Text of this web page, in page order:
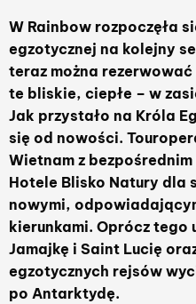
W Rainbow rozpoczęła
egzotycznej na kolejny
teraz można
te bliskie, ciepłe – w
Jak przystało na Króla
się od nowości.
Wietnam z
Hotele Blisko Natury dla
nowymi,
kierunkami. Oprócz tego
Jamajkę i Saint Lucię
egzotycznych rejsów
po Antarktydę.